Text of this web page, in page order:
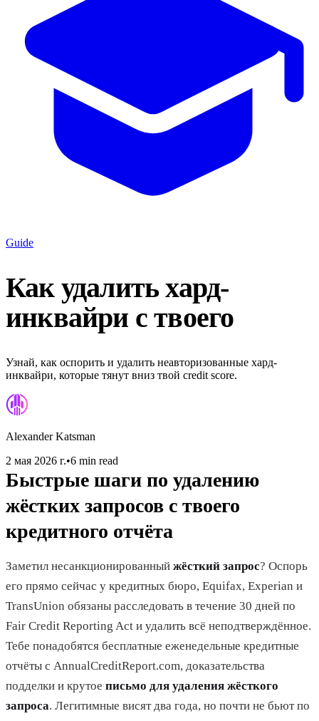
Guide
Как удалить хард-
инквайри с твоего
Узнай, как оспорить и удалить неавторизованные хард-
инквайри, которые тянут вниз твой credit score.
Alexander Katsman
2 мая 2026 г.•6 min read
Быстрые шаги по удалению
жёстких запросов с твоего
кредитного отчёта
Заметил несанкционированный жёсткий запрос? Оспорь
его прямо сейчас у кредитных бюро, Equifax, Experian и
TransUnion обязаны расследовать в течение 30 дней по
Fair Credit Reporting Act и удалить всё неподтверждённое.
Тебе понадобятся бесплатные еженедельные кредитные
отчёты с AnnualCreditReport.com, доказательства
подделки и крутое письмо для удаления жёсткого
запроса. Легитимные висят два года, но почти не бьют по